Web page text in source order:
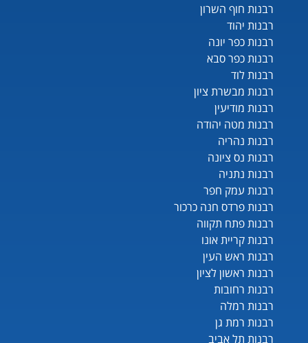
רבנות חוף השרון
רבנות יהוד
רבנות כפר יונה
רבנות כפר סבא
רבנות לוד
רבנות מבשרת ציון
רבנות מודיעין
רבנות מטה יהודה
רבנות נהריה
רבנות נס ציונה
רבנות נתניה
רבנות עמק חפר
רבנות פרדס חנה כרכור
רבנות פתח תקווה
רבנות קריית אונו
רבנות ראש העין
רבנות ראשון לציון
רבנות רחובות
רבנות רמלה
רבנות רמת גן
רבנות תל אביב